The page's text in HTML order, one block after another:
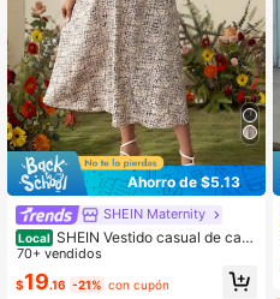
4.79 481K Seguidores
Ahorro de $5.13
SHEIN Maternity
Local SHEIN Vestido casual de cami
sa con mangas farol, media abertur
a con botones, cintura con lazo y e
stampado de teñido anudado para
70+ vendidos
$19.16 -21% con cupón